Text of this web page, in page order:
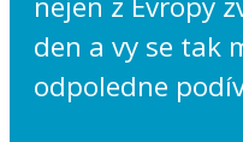
den a vy se tak
odpoledne